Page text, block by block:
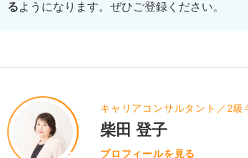
るようになります。ぜひご登録ください。
キャリアコンサルタント／2
柴田 登子
プロフィールを見る